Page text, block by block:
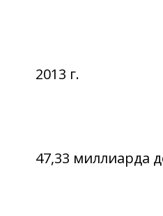
2013 г.
47,33 миллиарда